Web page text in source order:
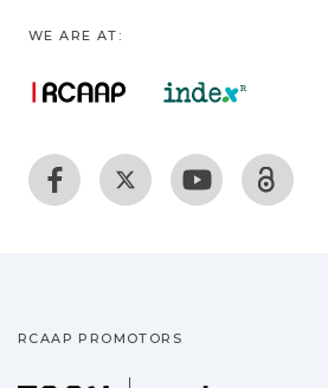
WE ARE AT:
RCAAP PROMOTORS